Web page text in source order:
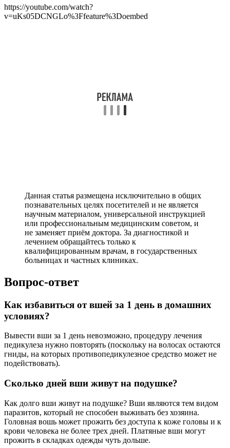
https://youtube.com/watch?
v=uKs05DCNGLo%3Ffeature%3Doembed
Данная статья размещена исключительно в общих
познавательных целях посетителей и не является
научным материалом, универсальной инструкцией
или профессиональным медицинским советом, и
не заменяет приём доктора. За диагностикой и
лечением обращайтесь только к
квалифицированным врачам, в государственных
больницах и частных клиниках.
Вопрос-ответ
Как избавиться от вшей за 1 день в домашних
условиях?
Вывести вши за 1 день невозможно, процедуру лечения
педикулеза нужно повторять (поскольку на волосах остаются
гниды, на которых противопедикулезное средство может не
подействовать).
Сколько дней вши живут на подушке?
Как долго вши живут на подушке? Вши являются тем видом
паразитов, который не способен выживать без хозяина.
Головная вошь может прожить без доступа к коже головы и к
крови человека не более трех дней. Платяные вши могут
прожить в складках одежды чуть дольше.